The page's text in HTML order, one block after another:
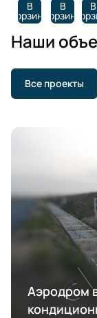
В
корзину
В
корзину
В
Наши
Все проекты
Аэродром